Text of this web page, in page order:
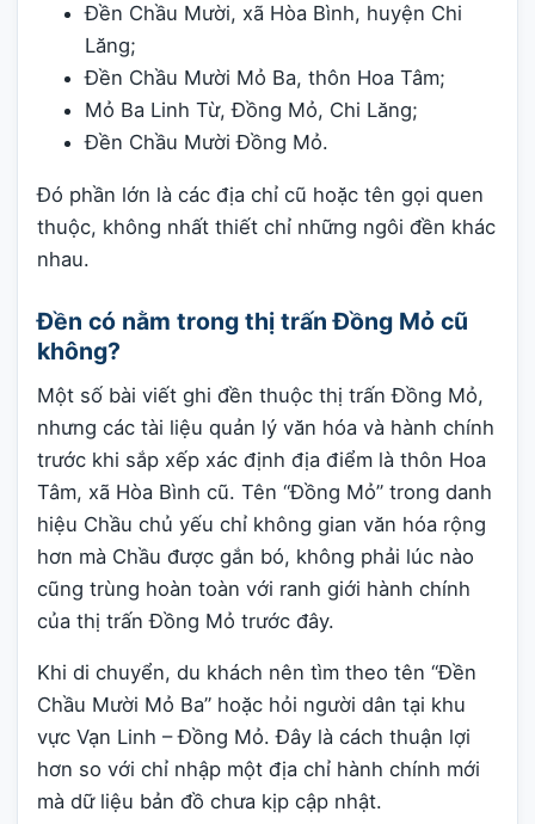
Đền Chầu Mười, xã Hòa Bình, huyện Chi
Lăng;
Đền Chầu Mười Mỏ Ba, thôn Hoa Tâm;
Mỏ Ba Linh Từ, Đồng Mỏ, Chi Lăng;
Đền Chầu Mười Đồng Mỏ.
Đó phần lớn là các địa chỉ cũ hoặc tên gọi quen
thuộc, không nhất thiết chỉ những ngôi đền khác
nhau.
Đền có nằm trong thị trấn Đồng Mỏ cũ
không?
Một số bài viết ghi đền thuộc thị trấn Đồng Mỏ,
nhưng các tài liệu quản lý văn hóa và hành chính
trước khi sắp xếp xác định địa điểm là thôn Hoa
Tâm, xã Hòa Bình cũ. Tên “Đồng Mỏ” trong danh
hiệu Chầu chủ yếu chỉ không gian văn hóa rộng
hơn mà Chầu được gắn bó, không phải lúc nào
cũng trùng hoàn toàn với ranh giới hành chính
của thị trấn Đồng Mỏ trước đây.
Khi di chuyển, du khách nên tìm theo tên “Đền
Chầu Mười Mỏ Ba” hoặc hỏi người dân tại khu
vực Vạn Linh – Đồng Mỏ. Đây là cách thuận lợi
hơn so với chỉ nhập một địa chỉ hành chính mới
mà dữ liệu bản đồ chưa kịp cập nhật.